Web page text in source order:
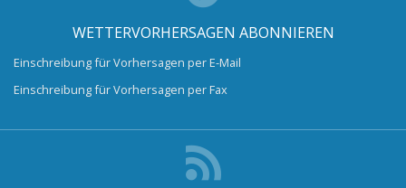
WETTERVORHERSAGEN ABONNIEREN
Einschreibung für Vorhersagen per E-Mail
Einschreibung für Vorhersagen per Fax